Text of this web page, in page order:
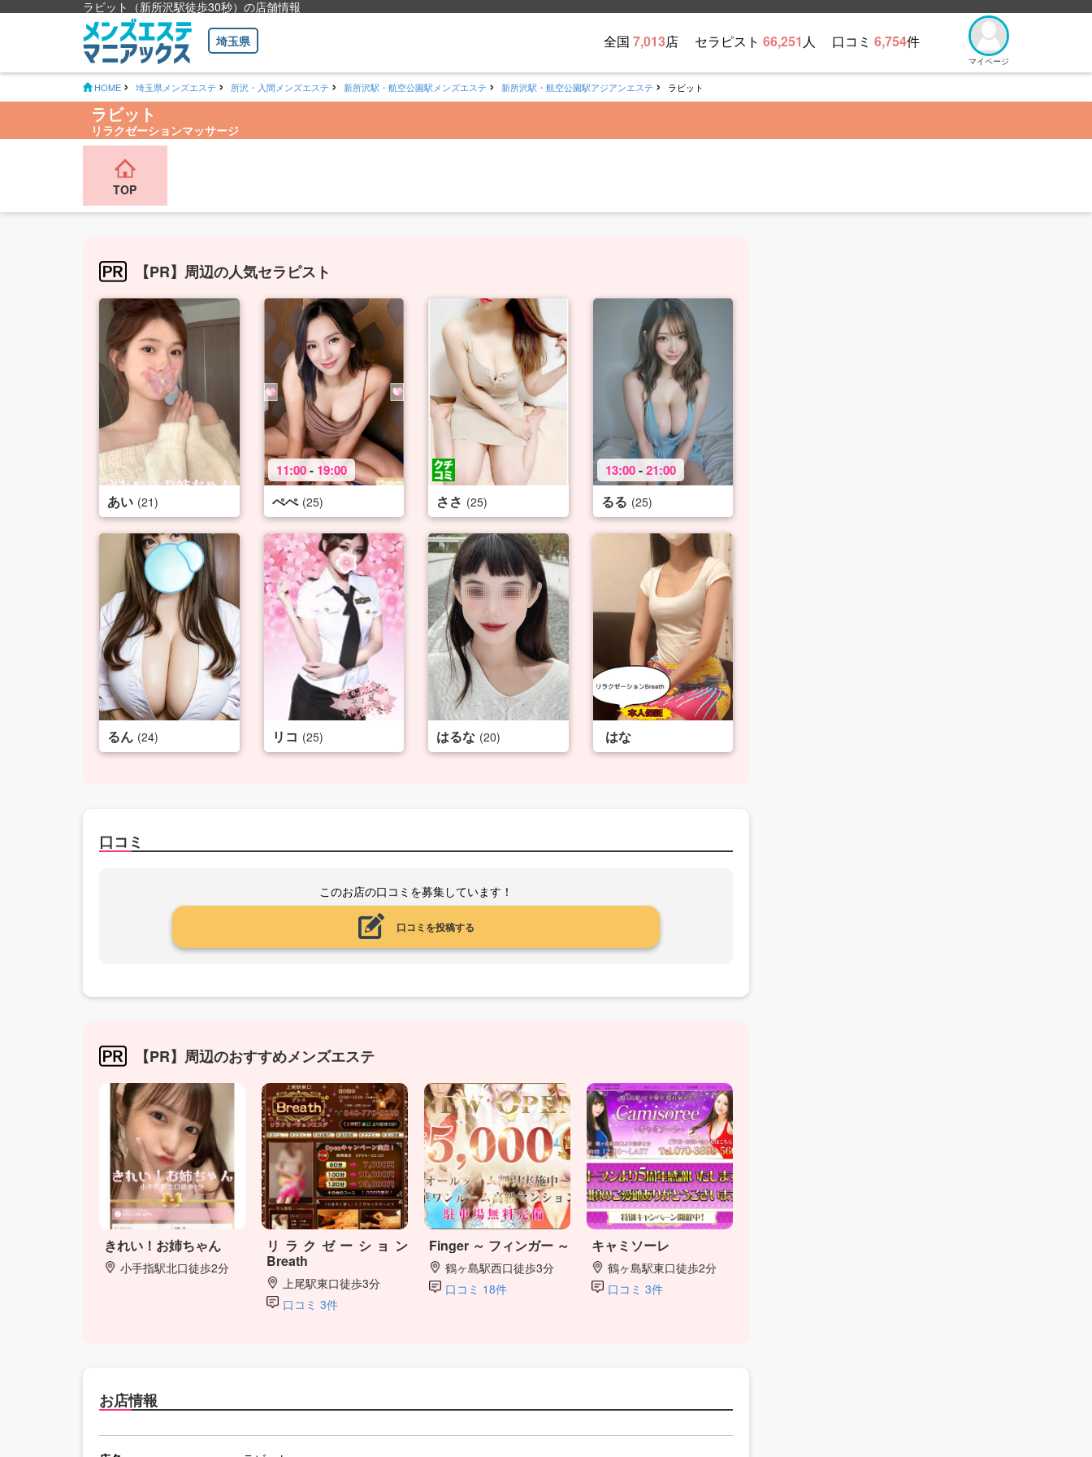
ラビット（新所沢駅徒歩30秒）の店舗情報
埼玉県 全国 7,013店 セラピスト 66,251 人 口コミ 6,754件
マイページ
HOME 埼玉県メンズエステ 所沢・入間メンズエステ 新所沢駅・航空公園駅メンズエステ 新所沢駅・航空公園駅アジアンエステ ラビット
ラビット
リラクゼーションマッサージ
TOP
【PR】周辺の人気セラピスト
あい (21)
11:00 - 19:00
ぺぺ (25) ささ (25)
13:00 - 21:00
るる (25)
るん (24) リコ (25) はるな (20) はな
口コミ
このお店の口コミを募集しています！
口コミを投稿する
【PR】周辺のおすすめメンズエステ
きれい！お姉ちゃん
小手指駅北口徒歩2分
リラクゼーション
Breath
上尾駅東口徒歩3分
口コミ 3件
Finger ～ フィンガー ～
鶴ヶ島駅西口徒歩3分
口コミ 18件
キャミソーレ
鶴ヶ島駅東口徒歩2分
口コミ 3件
お店情報